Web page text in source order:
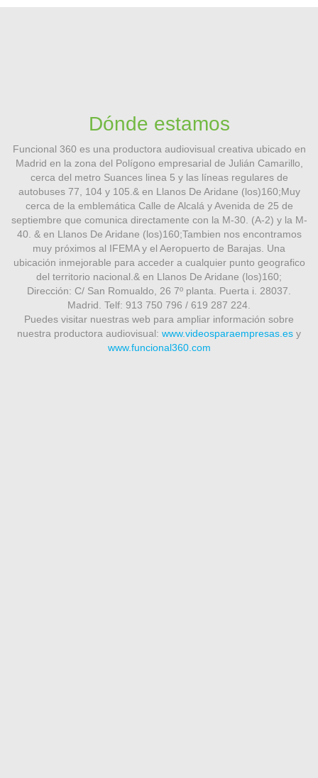
Dónde estamos
Funcional 360 es una productora audiovisual creativa ubicado en
Madrid en la zona del Polígono empresarial de Julián Camarillo,
cerca del metro Suances linea 5 y las líneas regulares de
autobuses 77, 104 y 105.& en Llanos De Aridane (los)160;Muy
cerca de la emblemática Calle de Alcalá y Avenida de 25 de
septiembre que comunica directamente con la M-30. (A-2) y la M-
40. & en Llanos De Aridane (los)160;Tambien nos encontramos
muy próximos al IFEMA y el Aeropuerto de Barajas. Una
ubicación inmejorable para acceder a cualquier punto geografico
del territorio nacional.& en Llanos De Aridane (los)160;
Dirección: C/ San Romualdo, 26 7º planta. Puerta i. 28037.
Madrid. Telf: 913 750 796 / 619 287 224.
Puedes visitar nuestras web para ampliar información sobre
nuestra productora audiovisual: www.videosparaempresas.es y
www.funcional360.com